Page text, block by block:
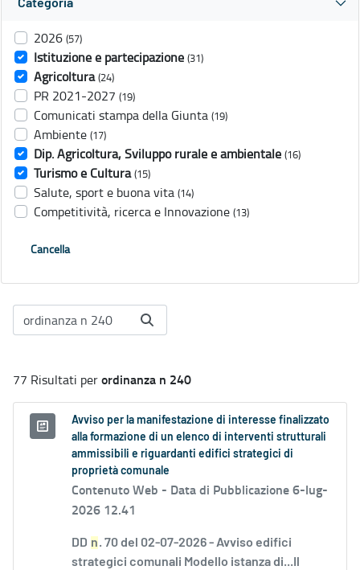
Categoria
2026 (57)
Istituzione e partecipazione (31)
Agricoltura (24)
PR 2021-2027 (19)
Comunicati stampa della Giunta (19)
Ambiente (17)
Dip. Agricoltura, Sviluppo rurale e ambientale (16)
Turismo e Cultura (15)
Salute, sport e buona vita (14)
Competitività, ricerca e Innovazione (13)
Cancella
77 Risultati perordinanza n 240
Avviso per la manifestazione di interesse finalizzato
alla formazione di un elenco di interventi strutturali
ammissibili e riguardanti edifici strategici di
proprietà comunale
Contenuto Web - Data di Pubblicazione 6-lug-
2026 12.41
DD n. 70 del 02-07-2026 - Avviso edifici
strategici comunali Modello istanza di...Il